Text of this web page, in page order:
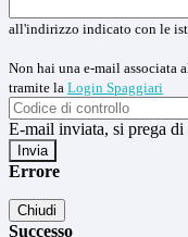
all'indirizzo indicato con le
Non hai una e-mail associata
tramite la Login Spaggiari
E-mail inviata, si prega di
Errore
Chiudi
Successo